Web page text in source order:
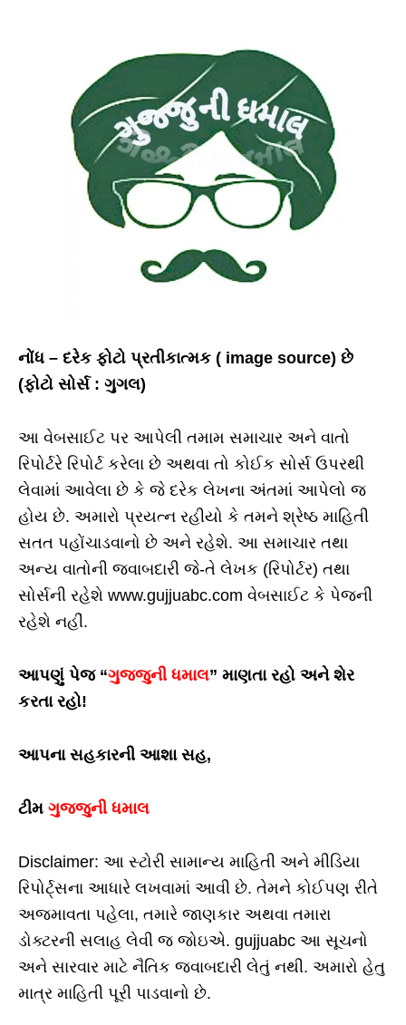
નોંધ – દરેક ફોટો પ્રતીકાત્મક ( image source) છે
(ફોટો સોર્સ : ગુગલ)
આ વેબસાઈટ પર આપેલી તમામ સમાચાર અને વાતો
રિપોર્ટરે રિપોર્ટ કરેલા છે અથવા તો કોઈક સોર્સ ઉપરથી
લેવામાં આવેલા છે કે જે દરેક લેખના અંતમાં આપેલો જ
હોય છે. અમારો પ્રયત્ન રહીયો કે તમને શ્રેષ્ઠ માહિતી
સતત પહોંચાડવાનો છે અને રહેશે. આ સમાચાર તથા
અન્ય વાતોની જવાબદારી જે-તે લેખક (રિપોર્ટર) તથા
સોર્સની રહેશે www.gujjuabc.com વેબસાઈટ કે પેજની
રહેશે નહીં.
આપણું પેજ “ગુજ્જુની ધમાલ” માણતા રહો અને શેર
કરતા રહો!
આપના સહકારની આશા સહ,
ટીમ ગુજ્જુની ધમાલ
Disclaimer: આ સ્ટોરી સામાન્ય માહિતી અને મીડિયા
રિપોર્ટ્સના આધારે લખવામાં આવી છે. તેમને કોઈપણ રીતે
અજમાવતા પહેલા, તમારે જાણકાર અથવા તમારા
ડોક્ટરની સલાહ લેવી જ જોઇએ. gujjuabc આ સૂચનો
અને સારવાર માટે નૈતિક જવાબદારી લેતું નથી. અમારો હેતુ
માત્ર માહિતી પૂરી પાડવાનો છે.